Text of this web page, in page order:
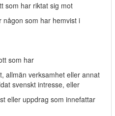
som har riktat sig mot
som har hemvist i
som har
allmän verksamhet eller annat
svenskt intresse, eller
eller uppdrag som innefattar